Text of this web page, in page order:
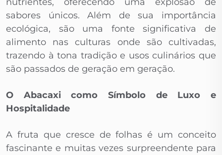
sabores únicos. Além de sua importância
ecológica, são uma fonte significativa de
alimento nas culturas onde são cultivadas,
trazendo à tona tradição e usos culinários que
são passados de geração em geração.
O Abacaxi como Símbolo de Luxo e
Hospitalidade
A fruta que cresce de folhas é um conceito
fascinante e muitas vezes surpreendente para